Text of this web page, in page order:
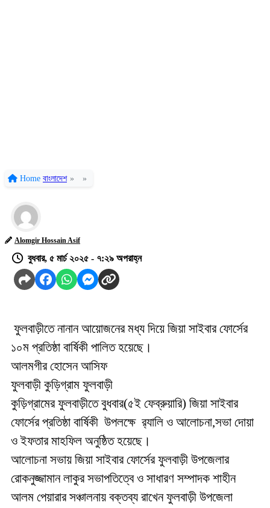
Home বাংলাদেশ » »
Alomgir Hossain Asif
বুধবার, ৫ মার্চ ২০২৫ - ৭:২৯ অপরাহ্ন
ফুলবাড়ীতে নানান আয়োজনের মধ্য দিয়ে জিয়া সাইবার ফোর্সের
১০ম প্রতিষ্ঠা বার্ষিকী পালিত হয়েছে।
আলমগীর হোসেন আসিফ
ফুলবাড়ী কুড়িগ্রাম ফুলবাড়ী
কুড়িগ্রামের ফুলবাড়ীতে বুধবার(৫ই ফেব্রুয়ারি) জিয়া সাইবার
ফোর্সের প্রতিষ্ঠা বার্ষিকী উপলক্ষে র‌্যালি ও আলোচনা,সভা দোয়া
ও ইফতার মাহফিল অনুষ্ঠিত হয়েছে।
আলোচনা সভায় জিয়া সাইবার ফোর্সের ফুলবাড়ী উপজেলার
রোকনুজ্জামান লাকুর সভাপতিত্বে ও সাধারণ সম্পাদক শাহীন
আলম পেয়ারার সঞ্চালনায় বক্তব্য রাখেন ফুলবাড়ী উপজেলা